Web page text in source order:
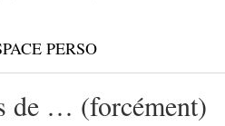
PERSO
de … (forcément)